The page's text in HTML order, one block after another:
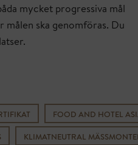
mycket progressiva mål
ska genomföras. Du
FOOD AND HOTEL
KLIMATNEUTRAL